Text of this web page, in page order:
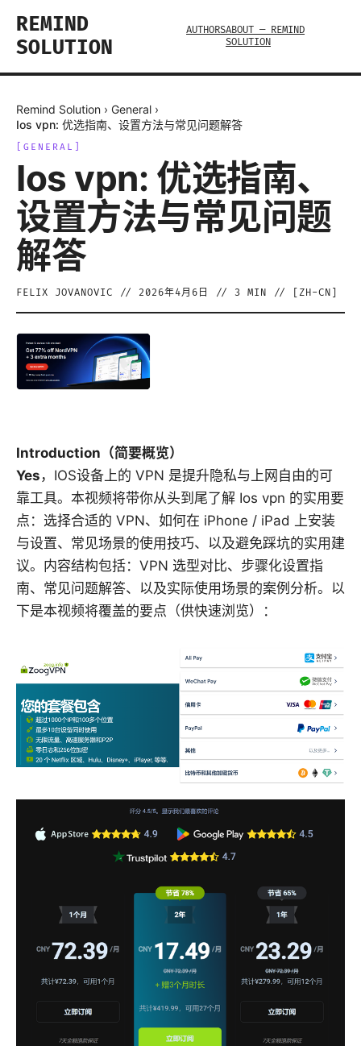
REMIND
SOLUTION
AUTHORSABOUT — REMIND
SOLUTION
Remind Solution › General ›
Ios vpn: 优选指南、设置方法与常见问题解答
GENERAL
Ios vpn: 优选指南、
设置方法与常见问题
解答
FELIX JOVANOVIC // 2026年4月6日 // 3 MIN // [ ZH-CN
Introduction（简要概览）
Yes ，IOS设备上的 VPN 是提升隐私与上网自由的可
靠工具。本视频将带你从头到尾了解 Ios vpn 的实用要
点：选择合适的 VPN、如何在 iPhone / iPad 上安装
与设置、常见场景的使用技巧、以及避免踩坑的实用建
议。内容结构包括：VPN 选型对比、步骤化设置指
南、常见问题解答、以及实际使用场景的案例分析。以
下是本视频将覆盖的要点（供快速浏览）：